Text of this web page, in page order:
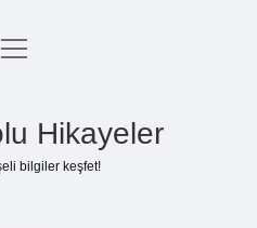
menüyü
Hikayeler
bilgiler keşfet!